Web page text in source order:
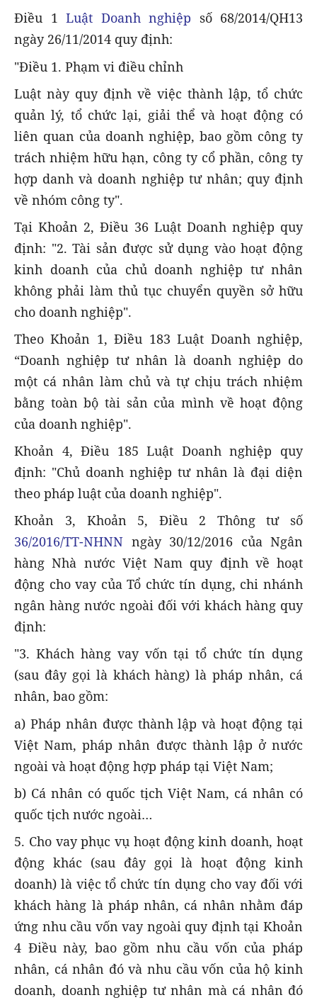
Điều 1 Luật Doanh nghiệp số 68/2014/QH13
ngày 26/11/2014 quy định:
"Điều 1. Phạm vi điều chỉnh
Luật này quy định về việc thành lập, tổ chức
quản lý, tổ chức lại, giải thể và hoạt động có
liên quan của doanh nghiệp, bao gồm công ty
trách nhiệm hữu hạn, công ty cổ phần, công ty
hợp danh và doanh nghiệp tư nhân; quy định
về nhóm công ty".
Tại Khoản 2, Điều 36 Luật Doanh nghiệp quy
định: "2. Tài sản được sử dụng vào hoạt động
kinh doanh của chủ doanh nghiệp tư nhân
không phải làm thủ tục chuyển quyền sở hữu
cho doanh nghiệp".
Theo Khoản 1, Điều 183 Luật Doanh nghiệp,
“Doanh nghiệp tư nhân là doanh nghiệp do
một cá nhân làm chủ và tự chịu trách nhiệm
bằng toàn bộ tài sản của mình về hoạt động
của doanh nghiệp".
Khoản 4, Điều 185 Luật Doanh nghiệp quy
định: "Chủ doanh nghiệp tư nhân là đại diện
theo pháp luật của doanh nghiệp".
Khoản 3, Khoản 5, Điều 2 Thông tư số
36/2016/TT-NHNN ngày 30/12/2016 của Ngân
hàng Nhà nước Việt Nam quy định về hoạt
động cho vay của Tổ chức tín dụng, chi nhánh
ngân hàng nước ngoài đối với khách hàng quy
định:
"3. Khách hàng vay vốn tại tổ chức tín dụng
(sau đây gọi là khách hàng) là pháp nhân, cá
nhân, bao gồm:
a) Pháp nhân được thành lập và hoạt động tại
Việt Nam, pháp nhân được thành lập ở nước
ngoài và hoạt động hợp pháp tại Việt Nam;
b) Cá nhân có quốc tịch Việt Nam, cá nhân có
quốc tịch nước ngoài…
5. Cho vay phục vụ hoạt động kinh doanh, hoạt
động khác (sau đây gọi là hoạt động kinh
doanh) là việc tổ chức tín dụng cho vay đối với
khách hàng là pháp nhân, cá nhân nhằm đáp
ứng nhu cầu vốn vay ngoài quy định tại Khoản
4 Điều này, bao gồm nhu cầu vốn của pháp
nhân, cá nhân đó và nhu cầu vốn của hộ kinh
doanh, doanh nghiệp tư nhân mà cá nhân đó